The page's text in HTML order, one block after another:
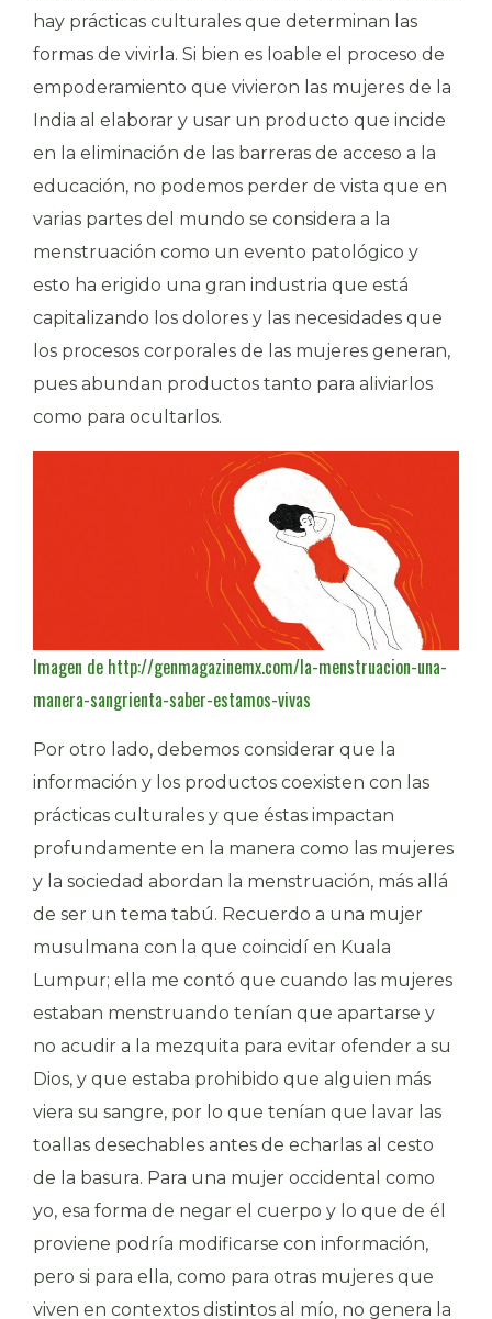
hay prácticas culturales que determinan las
formas de vivirla. Si bien es loable el proceso de
empoderamiento que vivieron las mujeres de la
India al elaborar y usar un producto que incide
en la eliminación de las barreras de acceso a la
educación, no podemos perder de vista que en
varias partes del mundo se considera a la
menstruación como un evento patológico y
esto ha erigido una gran industria que está
capitalizando los dolores y las necesidades que
los procesos corporales de las mujeres generan,
pues abundan productos tanto para aliviarlos
como para ocultarlos.
Imagen de http://genmagazinemx.com/la-menstruacion-una-
manera-sangrienta-saber-estamos-vivas
Por otro lado, debemos considerar que la
información y los productos coexisten con las
prácticas culturales y que éstas impactan
profundamente en la manera como las mujeres
y la sociedad abordan la menstruación, más allá
de ser un tema tabú. Recuerdo a una mujer
musulmana con la que coincidí en Kuala
Lumpur; ella me contó que cuando las mujeres
estaban menstruando tenían que apartarse y
no acudir a la mezquita para evitar ofender a su
Dios, y que estaba prohibido que alguien más
viera su sangre, por lo que tenían que lavar las
toallas desechables antes de echarlas al cesto
de la basura. Para una mujer occidental como
yo, esa forma de negar el cuerpo y lo que de él
proviene podría modificarse con información,
pero si para ella, como para otras mujeres que
viven en contextos distintos al mío, no genera la